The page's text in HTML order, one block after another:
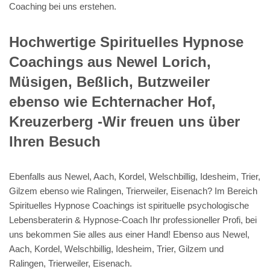
Coaching bei uns erstehen.
Hochwertige Spirituelles Hypnose
Coachings aus Newel Lorich,
Müsigen, Beßlich, Butzweiler
ebenso wie Echternacher Hof,
Kreuzerberg -Wir freuen uns über
Ihren Besuch
Ebenfalls aus Newel, Aach, Kordel, Welschbillig, Idesheim, Trier,
Gilzem ebenso wie Ralingen, Trierweiler, Eisenach? Im Bereich
Spirituelles Hypnose Coachings ist spirituelle psychologische
Lebensberaterin & Hypnose-Coach Ihr professioneller Profi, bei
uns bekommen Sie alles aus einer Hand! Ebenso aus Newel,
Aach, Kordel, Welschbillig, Idesheim, Trier, Gilzem und
Ralingen, Trierweiler, Eisenach.